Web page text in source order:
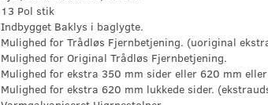
13 Pol stik
Indbygget Baklys i baglygte.
Mulighed for Trådløs Fjernbetjening. (uoriginal
Mulighed for Original Trådløs Fjernbetjening.
Mulighed for ekstra 350 mm sider eller 620 mm
Mulighed for ekstra 620 mm lukkede sider.